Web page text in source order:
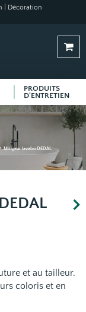
| Décoration
PRODUITS
D'ENTRETIEN
Mitigeur lavabo DEDAL
et au tailleur.
coloris et en